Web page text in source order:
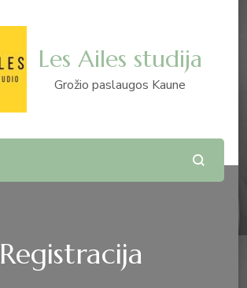
Les Ailes studija
Grožio paslaugos Kaune
Registracija